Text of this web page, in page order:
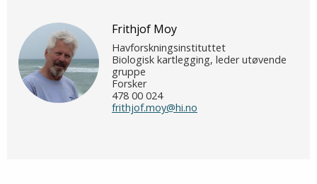
Frithjof Moy
Havforskningsinstituttet
Biologisk kartlegging, leder utøvende
gruppe
Forsker
478 00 024
frithjof.moy@hi.no